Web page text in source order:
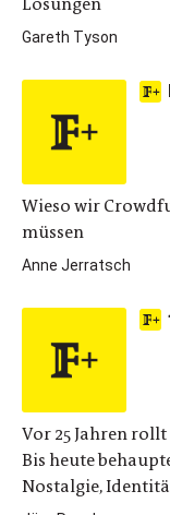
Gareth Tyson
Wieso wir
müssen
Anne Jerratsch
Vor 25 Jahren
Bis heute
Nostalgie,